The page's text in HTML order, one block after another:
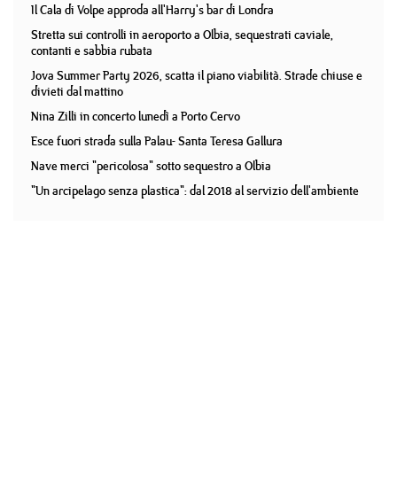
Il Cala di Volpe approda all'Harry's bar di Londra
Stretta sui controlli in aeroporto a Olbia, sequestrati caviale,
contanti e sabbia rubata
Jova Summer Party 2026, scatta il piano viabilità. Strade chiuse e
divieti dal mattino
Nina Zilli in concerto lunedì a Porto Cervo
Esce fuori strada sulla Palau- Santa Teresa Gallura
Nave merci "pericolosa" sotto sequestro a Olbia
"Un arcipelago senza plastica": dal 2018 al servizio dell'ambiente